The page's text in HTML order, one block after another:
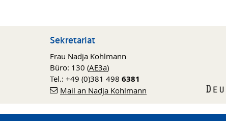
Sekretariat
Frau Nadja Kohlmann
Büro: 130 (AE3a)
Tel.: +49 (0)381 498 6381
Mail an Nadja Kohlmann